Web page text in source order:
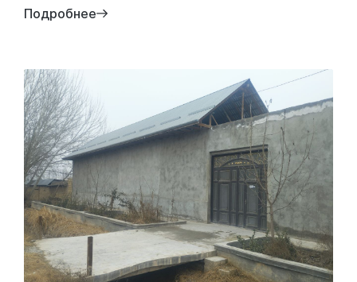
Подробнее